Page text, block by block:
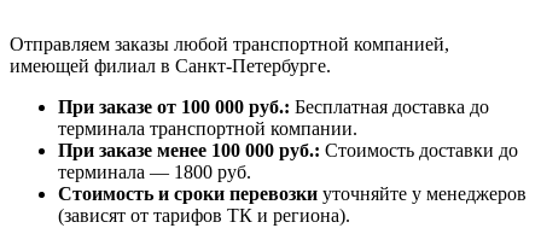
Отправляем заказы любой транспортной компанией,
имеющей филиал в Санкт-Петербурге.
При заказе от 100 000 руб.: Бесплатная доставка до
терминала транспортной компании.
При заказе менее 100 000 руб.: Стоимость доставки до
терминала — 1800 руб.
Стоимость и сроки перевозки уточняйте у менеджеров
(зависят от тарифов ТК и региона).